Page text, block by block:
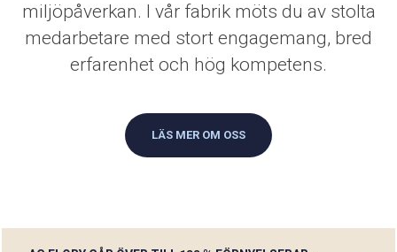
miljöpåverkan. I vår fabrik möts du av stolta
medarbetare med stort engagemang, bred
erfarenhet och hög kompetens.
LÄS MER OM OSS